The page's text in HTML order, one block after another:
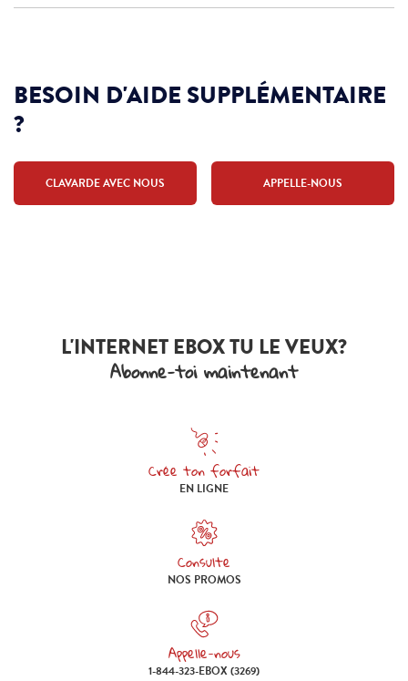
BESOIN D'AIDE SUPPLÉMENTAIRE
?
CLAVARDE AVEC NOUS APPELLE-NOUS
L'INTERNET EBOX TU LE VEUX?
Abonne-toi maintenant
Crée ton forfait
Crée ton forfait en ligne
EN LIGNE
Consulte
Consulte nos promos
NOS PROMOS
Appelle-nous
Appelle-nous 1-844-323-EBOX
1-844-323-EBOX (3269)